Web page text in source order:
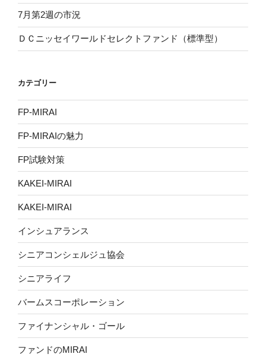
7月第2週の市況
ＤＣニッセイワールドセレクトファンド（標準型）
カテゴリー
FP-MIRAI
FP-MIRAIの魅力
FP試験対策
KAKEI-MIRAI
KAKEI-MIRAI
インシュアランス
シニアコンシェルジュ協会
シニアライフ
バームスコーポレーション
ファイナンシャル・ゴール
ファンドのMIRAI